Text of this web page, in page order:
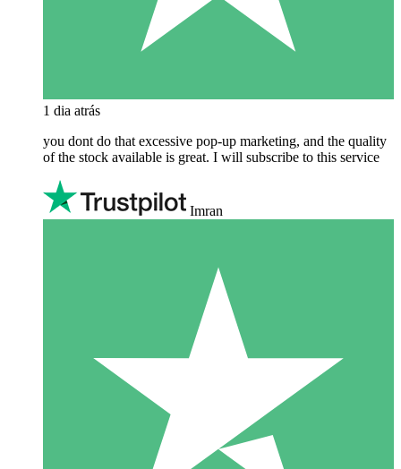
1 dia atrás
you dont do that excessive pop-up marketing, and the quality
of the stock available is great. I will subscribe to this service
Imran